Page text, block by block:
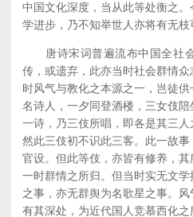
中国文化深度，当从此等处衡之
学进步，乃不知举世人亦将有无枝
唐诗宋词普遍流布中国全社会
传，或遗弃，此亦当时社会群情
时风气与教化之本源之一，岂徒
名诗人，一夕同登酒楼，三女伎
一诗，乃三伎所唱，即各是其三人
然此三伎初不识此三客。此一故
官设。但此等伎，亦皆有修养，
一时群情之所归。但当时实无文
之事，亦无群舆为名歌星之事。
有其深处，为近代国人竞慕西化之